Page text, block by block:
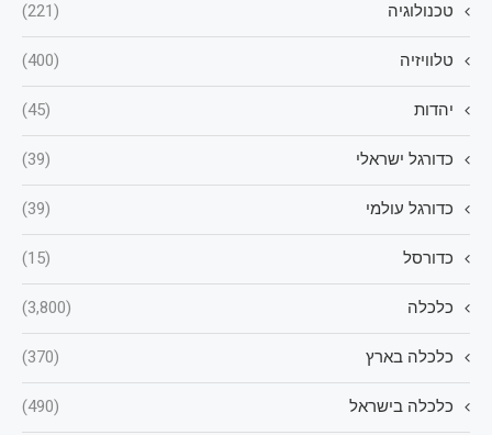
טכנולוגיה (221)
טלוויזיה (400)
יהדות (45)
כדורגל ישראלי (39)
כדורגל עולמי (39)
כדורסל (15)
כלכלה (3,800)
כלכלה בארץ (370)
כלכלה בישראל (490)